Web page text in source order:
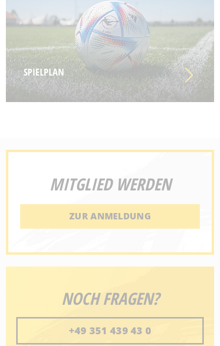
SPIELPLAN
MITGLIED WERDEN
ZUR ANMELDUNG
NOCH FRAGEN?
+49 351 439 43 0